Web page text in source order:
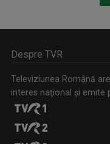
SCHIȚE URBANE
SERGIU CIOCOIU
Are 14 ani de experienţă
Despre TVR
Televiziunea Română
interes naţional şi emite